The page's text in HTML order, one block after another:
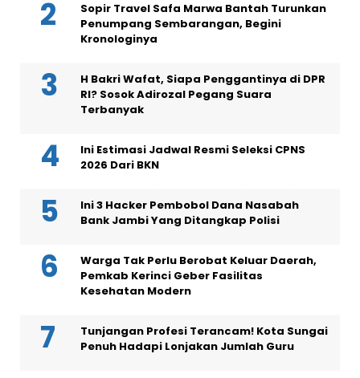
Sopir Travel Safa Marwa Bantah Turunkan
Penumpang Sembarangan, Begini
Kronologinya
H Bakri Wafat, Siapa Penggantinya di DPR
RI? Sosok Adirozal Pegang Suara
Terbanyak
Ini Estimasi Jadwal Resmi Seleksi CPNS
2026 Dari BKN
Ini 3 Hacker Pembobol Dana Nasabah
Bank Jambi Yang Ditangkap Polisi
Warga Tak Perlu Berobat Keluar Daerah,
Pemkab Kerinci Geber Fasilitas
Kesehatan Modern
Tunjangan Profesi Terancam! Kota Sungai
Penuh Hadapi Lonjakan Jumlah Guru